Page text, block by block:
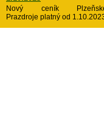
Nový ceník
Prazdroje platný od